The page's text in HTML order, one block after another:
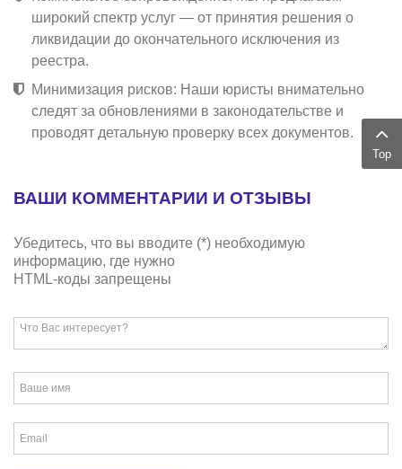
широкий спектр услуг — от принятия решения о
ликвидации до окончательного исключения из
реестра.
Минимизация рисков: Наши юристы внимательно
следят за обновлениями в законодательстве и
проводят детальную проверку всех документов.
ВАШИ КОММЕНТАРИИ И ОТЗЫВЫ
Убедитесь, что вы вводите (*) необходимую
информацию, где нужно
HTML-коды запрещены
Top